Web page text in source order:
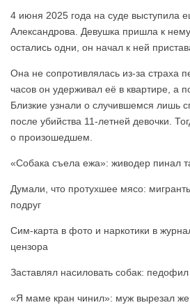
4 июня 2025 года на суде выступила
Александрова. Девушка пришла к
остались одни, он начал к ней
Она не сопротивлялась из-за страха
часов он удерживал её в квартире, а
Близкие узнали о случившемся лишь
после убийства 11-летней девочки.
о произошедшем.
«Собака съела ежа»: живодер пинал
Думали, что протухшее мясо:
подруг
Сим-карта в фото и наркотики в
цензора
Заставлял насиловать собак:
«Я маме кран чинил»: муж вырезал